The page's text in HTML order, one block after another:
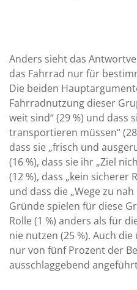
Anders sieht das
das Fahrrad nur für
Die beiden
Fahrradnutzung dieser
weit sind“ (29 %) und dass
transportieren müssen“
dass sie „frisch und
(16 %), dass sie ihr „Ziel
(12 %), dass „kein sicherer
und dass die „Wege zu
Gründe spielen für diese
Rolle (1 %) anders als für
nie nutzen (25 %). Auch
nur von fünf Prozent der
ausschlaggebend